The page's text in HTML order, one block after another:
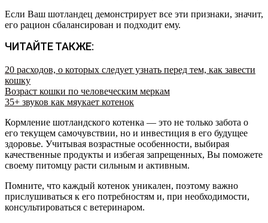
Если Ваш шотландец демонстрирует все эти признаки, значит,
его рацион сбалансирован и подходит ему.
ЧИТАЙТЕ ТАКЖЕ:
20 расходов, о которых следует узнать перед тем, как завести
кошку
Возраст кошки по человеческим меркам
35+ звуков как мяукает котенок
Кормление шотландского котенка — это не только забота о
его текущем самочувствии, но и инвестиция в его будущее
здоровье. Учитывая возрастные особенности, выбирая
качественные продукты и избегая запрещенных, Вы поможете
своему питомцу расти сильным и активным.
Помните, что каждый котенок уникален, поэтому важно
прислушиваться к его потребностям и, при необходимости,
консультироваться с ветеринаром.